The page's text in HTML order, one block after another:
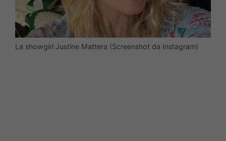
La showgirl Justine Mattera (Screenshot da Instagram)